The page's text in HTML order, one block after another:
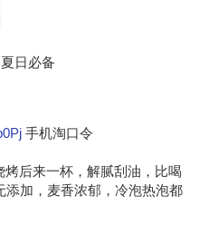
日必备
手机淘口令
烤后来一杯，解腻刮油，比喝
加，麦香浓郁，冷泡热泡都